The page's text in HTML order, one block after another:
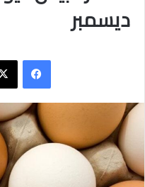
ديسمبر
فيسبوك